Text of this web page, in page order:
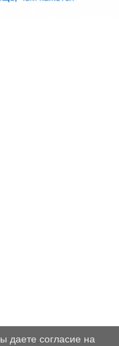
даете согласие на